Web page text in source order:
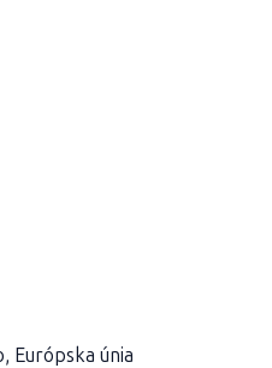
Európska únia